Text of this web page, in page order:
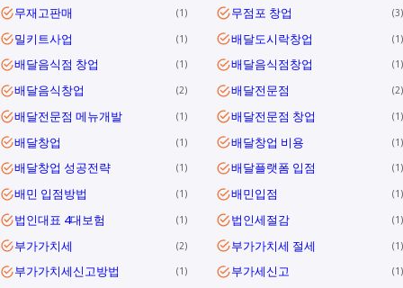
무재고판매 1 무점포 창업 3
밀키트사업 1 배달도시락창업 1
배달음식점 창업 1 배달음식점창업 1
배달음식창업 2 배달전문점 2
배달전문점 메뉴개발 1 배달전문점 창업 1
배달창업 1 배달창업 비용 1
배달창업 성공전략 1 배달플랫폼 입점 1
배민 입점방법 1 배민입점 1
법인대표 4대보험 1 법인세절감 1
부가가치세 2 부가가치세 절세 1
부가가치세신고방법 1 부가세신고 1